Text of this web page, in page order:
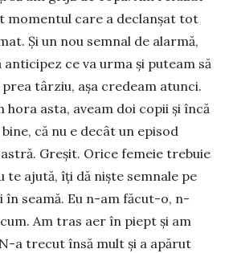
momentul care a declanșat tot
Și un nou semnal de alarmă,
ce va urma și puteam să
târziu, așa credeam atunci.
asta, aveam doi copii și încă
că nu e decât un episod
Greșit. Orice femeie trebuie
te ajută, îți dă niște semnale pe
în seamă. Eu n-am făcut-o, n-
Am tras aer în piept și am
a trecut însă mult și a apărut